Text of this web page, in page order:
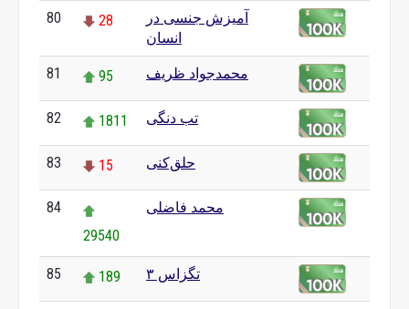
80 28
آمیزش جنسی در
انسان
81 95 محمدجواد ظریف
82 1811 تب دنگی
83 15 حلق‌کنی
84
29540
محمد فاضلی
85 189 تگزاس ۳